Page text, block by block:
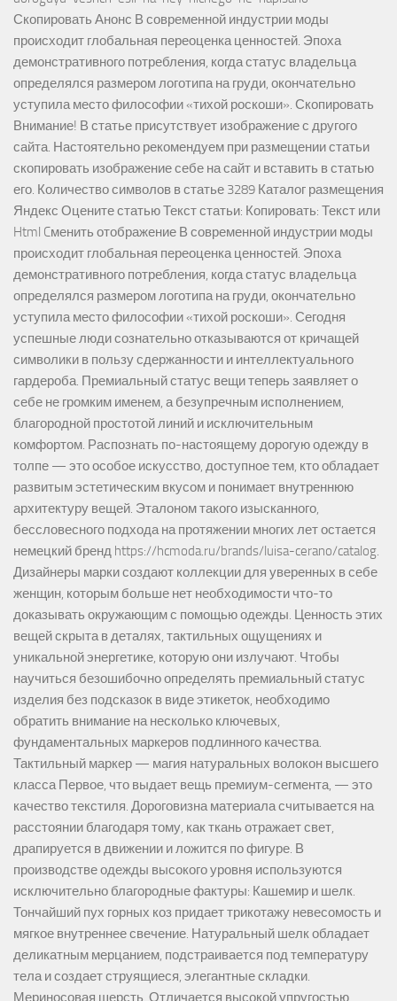
Скопировать Анонс В современной индустрии моды
происходит глобальная переоценка ценностей. Эпоха
демонстративного потребления, когда статус владельца
определялся размером логотипа на груди, окончательно
уступила место философии «тихой роскоши». Скопировать
Внимание! В статье присутствует изображение с другого
сайта. Настоятельно рекомендуем при размещении статьи
скопировать изображение себе на сайт и вставить в статью
его. Количество символов в статье 3289 Каталог размещения
Яндекс Оцените статью Текст статьи: Копировать: Текст или
Html Cменить отображение В современной индустрии моды
происходит глобальная переоценка ценностей. Эпоха
демонстративного потребления, когда статус владельца
определялся размером логотипа на груди, окончательно
уступила место философии «тихой роскоши». Сегодня
успешные люди сознательно отказываются от кричащей
символики в пользу сдержанности и интеллектуального
гардероба. Премиальный статус вещи теперь заявляет о
себе не громким именем, а безупречным исполнением,
благородной простотой линий и исключительным
комфортом. Распознать по-настоящему дорогую одежду в
толпе — это особое искусство, доступное тем, кто обладает
развитым эстетическим вкусом и понимает внутреннюю
архитектуру вещей. Эталоном такого изысканного,
бессловесного подхода на протяжении многих лет остается
немецкий бренд https://hcmoda.ru/brands/luisa-cerano/catalog.
Дизайнеры марки создают коллекции для уверенных в себе
женщин, которым больше нет необходимости что-то
доказывать окружающим с помощью одежды. Ценность этих
вещей скрыта в деталях, тактильных ощущениях и
уникальной энергетике, которую они излучают. Чтобы
научиться безошибочно определять премиальный статус
изделия без подсказок в виде этикеток, необходимо
обратить внимание на несколько ключевых,
фундаментальных маркеров подлинного качества.
Тактильный маркер — магия натуральных волокон высшего
класса Первое, что выдает вещь премиум-сегмента, — это
качество текстиля. Дороговизна материала считывается на
расстоянии благодаря тому, как ткань отражает свет,
драпируется в движении и ложится по фигуре. В
производстве одежды высокого уровня используются
исключительно благородные фактуры: Кашемир и шелк.
Тончайший пух горных коз придает трикотажу невесомость и
мягкое внутреннее свечение. Натуральный шелк обладает
деликатным мерцанием, подстраивается под температуру
тела и создает струящиеся, элегантные складки.
Мериносовая шерсть. Отличается высокой упругостью